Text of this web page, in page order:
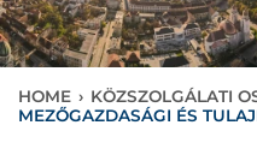
HOME › KÖZSZOLGÁLATI
MEZŐGAZDASÁGI ÉS